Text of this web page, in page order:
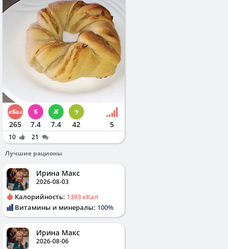
265 7.4 7.4 42 5
10
21
Лучшие рационы
Ирина Макс
2026-08-03
Калорийность: 1393 кКал
Витамины и минералы: 100%
Ирина Макс
2026-08-06